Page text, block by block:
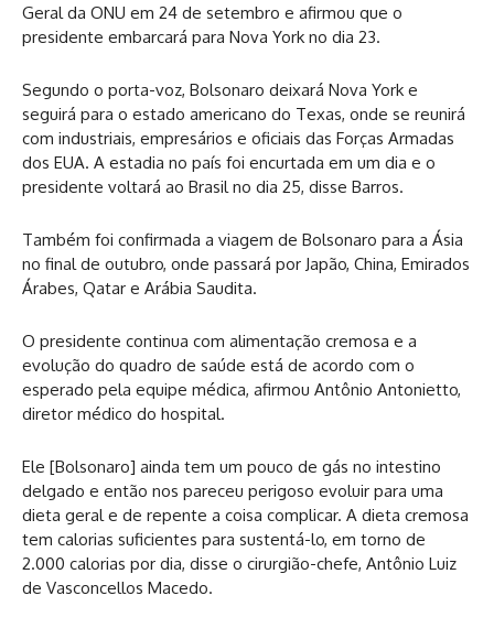
Geral da ONU em 24 de setembro e afirmou que o
presidente embarcará para Nova York no dia 23.
Segundo o porta-voz, Bolsonaro deixará Nova York e
seguirá para o estado americano do Texas, onde se reunirá
com industriais, empresários e oficiais das Forças Armadas
dos EUA. A estadia no país foi encurtada em um dia e o
presidente voltará ao Brasil no dia 25, disse Barros.
Também foi confirmada a viagem de Bolsonaro para a Ásia
no final de outubro, onde passará por Japão, China, Emirados
Árabes, Qatar e Arábia Saudita.
O presidente continua com alimentação cremosa e a
evolução do quadro de saúde está de acordo com o
esperado pela equipe médica, afirmou Antônio Antonietto,
diretor médico do hospital.
Ele [Bolsonaro] ainda tem um pouco de gás no intestino
delgado e então nos pareceu perigoso evoluir para uma
dieta geral e de repente a coisa complicar. A dieta cremosa
tem calorias suficientes para sustentá-lo, em torno de
2.000 calorias por dia, disse o cirurgião-chefe, Antônio Luiz
de Vasconcellos Macedo.